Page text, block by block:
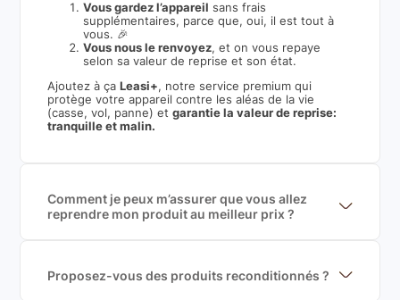
Vous gardez l’appareil sans frais
supplémentaires, parce que, oui, il est tout à
vous. 🎉
Vous nous le renvoyez, et on vous repaye
selon sa valeur de reprise et son état.
Ajoutez à ça Leasi+, notre service premium qui
protège votre appareil contre les aléas de la vie
(casse, vol, panne) etgarantie la valeur de reprise:
tranquille et malin.
Comment je peux m’assurer que vous allez
reprendre mon produit au meilleur prix ?
garantir le meilleur prix de rachat. De plus, nous
sommes rémunéré à la commission sur la valeur de
Proposez-vous des produits reconditionnés ?